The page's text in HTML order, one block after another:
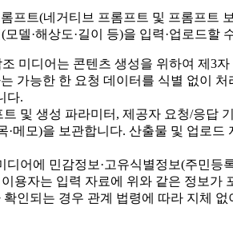
트(네거티브 프롬프트 및 프롬프트
델·해상도·길이 등)을 입력·업로드할
미디어는 콘텐츠 생성을 위하여 제3
가능한 한 요청 데이터를 식별 없이
다.
및 생성 파라미터, 제공자 요청/응답
·메모)을 보관합니다. 산출물 및 업로
디어에 민감정보·고유식별정보(주민
용자는 입력 자료에 위와 같은 정보
인되는 경우 관계 법령에 따라 지체 없